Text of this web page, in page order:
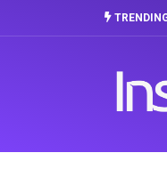
La discusión que atraviesa a